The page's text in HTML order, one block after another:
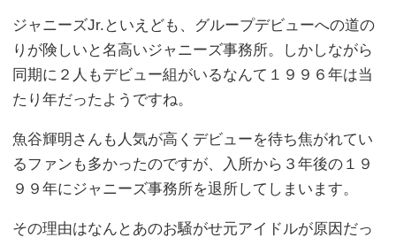
ジャニーズJr.といえども、グループデビューへの道の
りが険しいと名高いジャニーズ事務所。しかしながら
同期に２人もデビュー組がいるなんて１９９６年は当
たり年だったようですね。
魚谷輝明さんも人気が高くデビューを待ち焦がれてい
るファンも多かったのですが、入所から３年後の１９
９９年にジャニーズ事務所を退所してしまいます。
その理由はなんとあのお騒がせ元アイドルが原因だっ